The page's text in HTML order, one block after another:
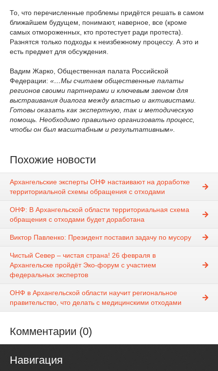
То, что перечисленные проблемы придётся решать в самом
ближайшем будущем, понимают, наверное, все (кроме
самых отмороженных, кто протестует ради протеста).
Разнятся только подходы к неизбежному процессу. А это и
есть предмет для обсуждения.
Вадим Жарко, Общественная палата Российской
Федерации: «…Мы считаем общественные палаты
регионов своими партнерами и ключевым звеном для
выстраивания диалога между властью и активистами.
Готовы оказать как экспертную, так и методическую
помощь. Необходимо правильно организовать процесс,
чтобы он был масштабным и результативным».
Похожие новости
Архангельские эксперты ОНФ настаивают на доработке
территориальной схемы обращения с отходами
ОНФ: В Архангельской области территориальная схема
обращения с отходами будет доработана
Виктор Павленко: Президент поставил задачу по мусору
Чистый Север – чистая страна! 26 февраля в
Архангельске пройдёт Эко-форум с участием
федеральных экспертов
ОНФ в Архангельской области научит региональное
правительство, что делать с медицинскими отходами
Комментарии (0)
Навигация